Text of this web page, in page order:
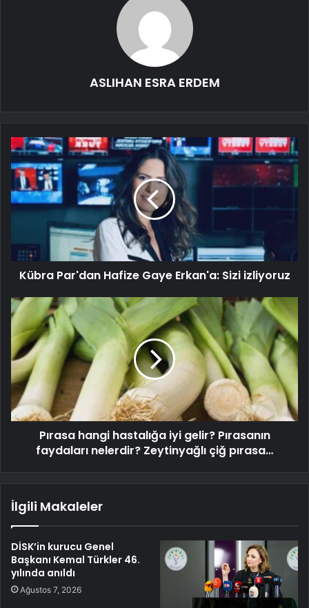
ASLIHAN ESRA ERDEM
Kübra Par'dan Hafize Gaye Erkan'a: Sizi izliyoruz
Pırasa hangi hastalığa iyi gelir? Pırasanın
faydaları nelerdir? Zeytinyağlı çiğ pırasa…
İlgili Makaleler
DİSK’in kurucu Genel
Başkanı Kemal Türkler 46.
yılında anıldı
Ağustos 7, 2026